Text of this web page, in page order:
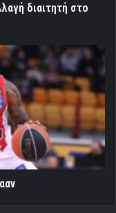
διαιτητή στο